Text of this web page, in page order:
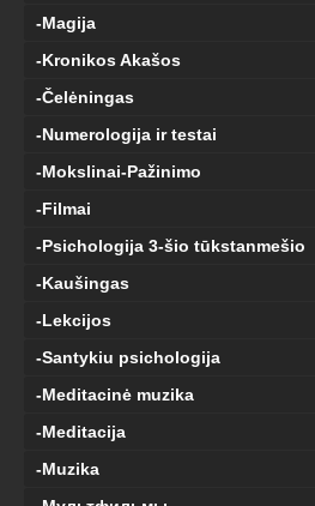
-Magija
-Kronikos Akašos
-Čelėningas
-Numerologija ir testai
-Mokslinai-Pažinimo
-Filmai
-Psichologija 3-šio tūkstanmešio
-Kaušingas
-Lekcijos
-Santykiu psichologija
-Meditacinė muzika
-Meditacija
-Muzika